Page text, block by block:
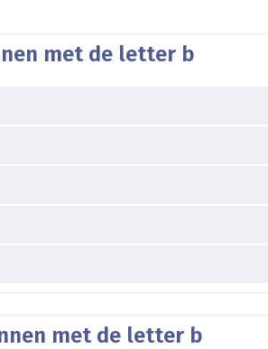
met de letter b
met de letter b